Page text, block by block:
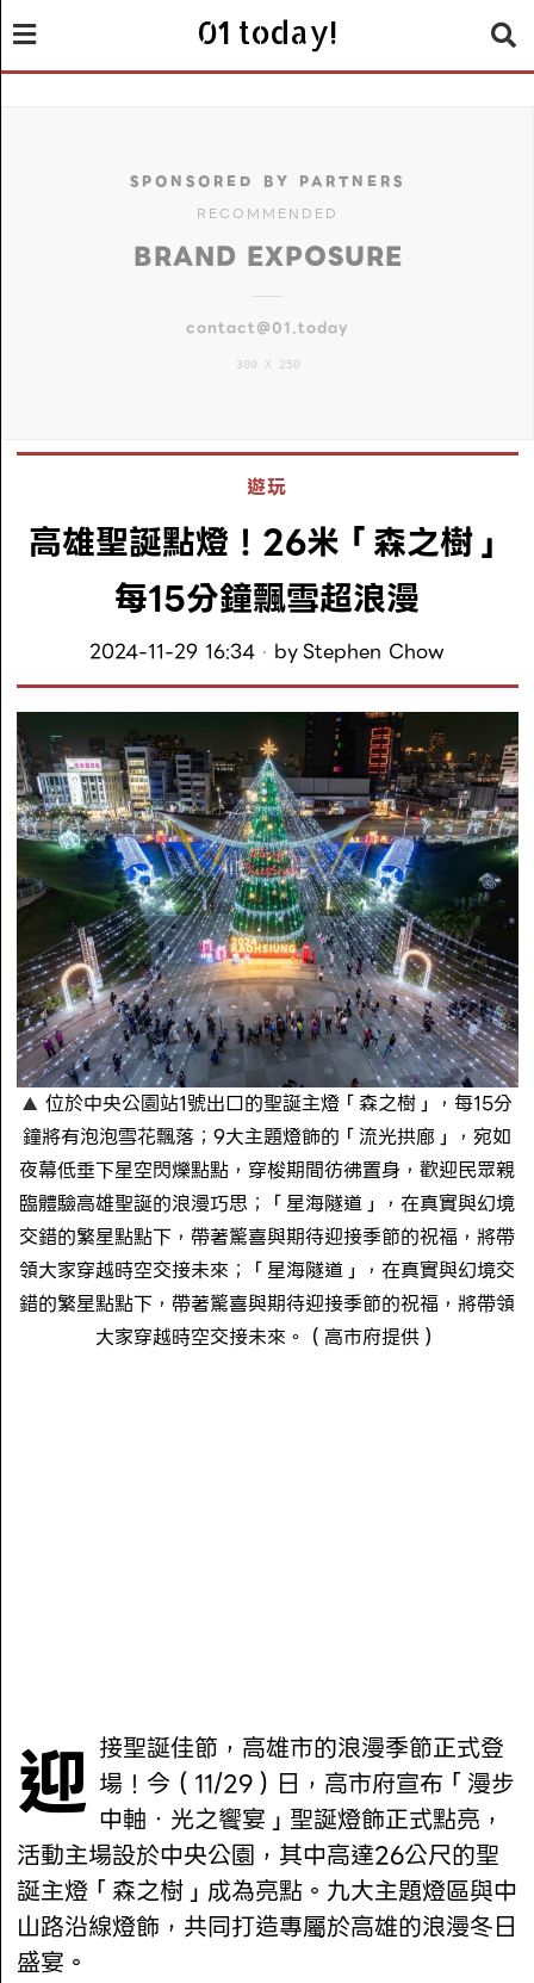
01 today!
SPONSORED BY PARTNERS
RECOMMENDED
BRAND EXPOSURE
contact@01.today
300 X 250
遊玩
高雄聖誕點燈！26米「森之樹」
每15分鐘飄雪超浪漫
2024-11-29 16:34 byStephen Chow
位於中央公園站1號出口的聖誕主燈「森之樹」，每15分
鐘將有泡泡雪花飄落；9大主題燈飾的「流光拱廊」，宛如
夜幕低垂下星空閃爍點點，穿梭期間彷彿置身，歡迎民眾親
臨體驗高雄聖誕的浪漫巧思；「星海隧道」，在真實與幻境
交錯的繁星點點下，帶著驚喜與期待迎接季節的祝福，將帶
領大家穿越時空交接未來；「星海隧道」，在真實與幻境交
錯的繁星點點下，帶著驚喜與期待迎接季節的祝福，將帶領
大家穿越時空交接未來。（高市府提供）
迎接聖誕佳節，高雄市的浪漫季節正式登 場！今（11/29）日，高市府宣布「漫步
中軸．光之饗宴」聖誕燈飾正式點亮，
活動主場設於中央公園，其中高達26公尺的聖
誕主燈「森之樹」成為亮點。九大主題燈區與中
山路沿線燈飾，共同打造專屬於高雄的浪漫冬日
盛宴。